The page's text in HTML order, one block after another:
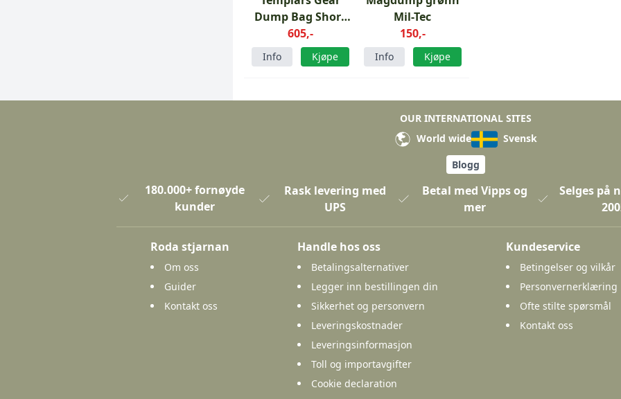
Dump Bag Short
Ranger grønn
605,-
Info Kjøpe
Mil-Tec
150,-
Info Kjøpe
OUR INTERNATIONAL SITES
World wide
Svensk
Blogg
180.000+ fornøyde
kunder
Rask levering med
UPS
Betal med Vipps og
mer
Selges på
Roda stjarnan
Om oss
Guider
Kontakt oss
Handle hos oss
Betalingsalternativer
Legger inn bestillingen din
Sikkerhet og personvern
Leveringskostnader
Leveringsinformasjon
Toll og importavgifter
Cookie declaration
Kundeservice
Betingelser og vilkår
Personvernerklæring
Ofte stilte spørsmål
Kontakt oss